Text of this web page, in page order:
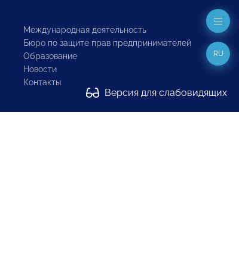
Международная деятельность
Бюро по защите прав предпринимателей
Образование
Новости
Контакты
Версия для слабовидящих
RU